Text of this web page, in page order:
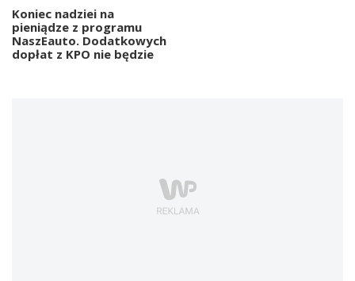
Koniec nadziei na
pieniądze z programu
NaszEauto. Dodatkowych
dopłat z KPO nie będzie